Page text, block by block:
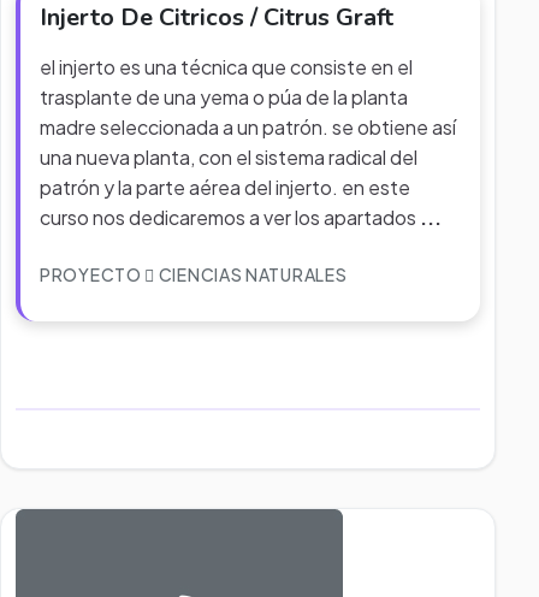
Injerto De Citricos / Citrus Graft
el injerto es una técnica que consiste en el
trasplante de una yema o púa de la planta
madre seleccionada a un patrón. se obtiene así
una nueva planta, con el sistema radical del
patrón y la parte aérea del injerto. en este
curso nos dedicaremos a ver los apartados ...
PROYECTO CIENCIAS NATURALES